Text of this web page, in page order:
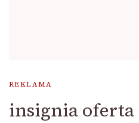
REKLAMA
insignia oferta